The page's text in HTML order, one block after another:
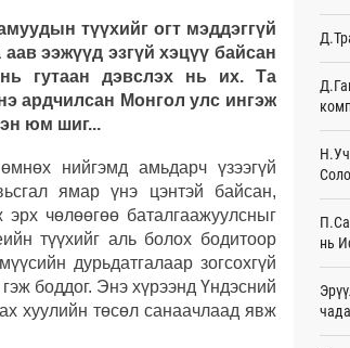
түүхийг огт мэддэггүй
ээжүүд эзгүй хэцүү байсан
гутаан дэвслэх нь их. Та
ардчилсан Монгол улс ингэж
юм шиг...
нийгэмд амьдарч үзээгүй
ямар үнэ цэнтэй байсан,
чөлөөгөө баталгаажуулсныг
түүхийг аль болох бодитоор
дурьдатгалаар зогсохгүй
боддог. Энэ хүрээнд Үндэсний
хуулийн төсөл санаачлаад явж
Энэ
нь